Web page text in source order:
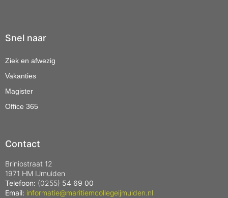
Snel naar
Ziek en afwezig
Vakanties
Magister
Office 365
Contact
Briniostraat 12
1971 HM IJmuiden
Telefoon: (0255) 54 69 00
Email: informatie@maritiemcollegeijmuiden.nl